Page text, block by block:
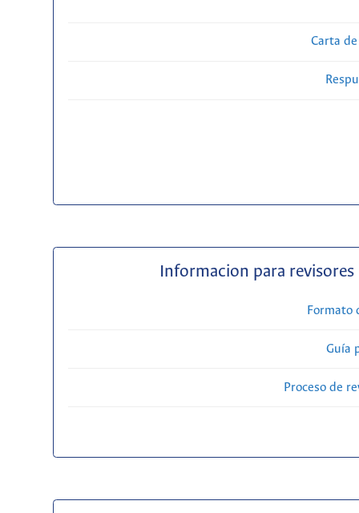
Carta
Informacion para revisores
Formato
Guía
Proceso de